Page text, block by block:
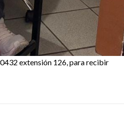
extensión 126, para recibir